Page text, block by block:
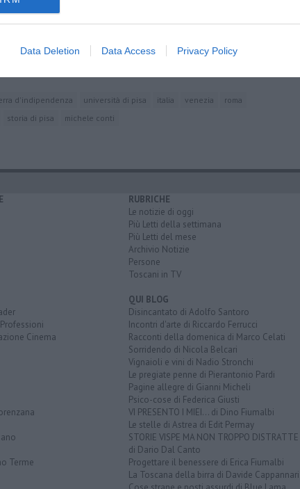
Data Deletion Data Access Privacy Policy
d'indipendenza università di pisa italia venezia
roma
storia di pisa michele conti
Cinema
Terme
RUBRICHE
Le notizie di oggi
Più Letti della settimana
Più Letti del mese
Archivio Notizie
Persone
Toscani in TV
QUI BLOG
Disincantato di Adolfo Santoro
Incontri d'arte di Riccardo Ferrucci
Racconti della domenica di Marco Celati
Sorridendo di Nicola Belcari
Vignaioli e vini di Nadio Stronchi
Le pregiate penne di Pierantonio Pardi
Pagine allegre di Gianni Micheli
Psico-cose di Federica Giusti
VI PRESENTO I MIEI... di Dino Fiumalbi
Le stelle di Astrea di Edit Permay
STORIE VISPE MA NON TROPPO DISTRATTE
di Dario Dal Canto
Progettare il benessere di Erica Fiumalbi
La Toscana della birra di Davide Cappannari